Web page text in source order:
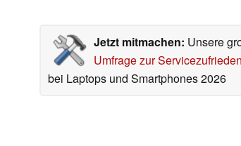
Jetzt mitmachen: Unsere
Umfrage zur
bei Laptops und Smartphones 2026